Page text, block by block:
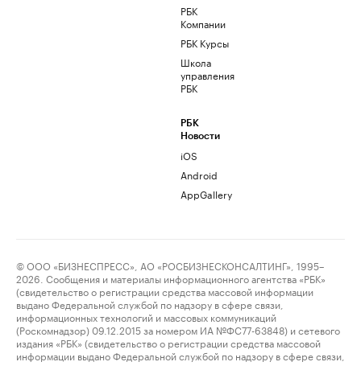
РБК
Компании
РБК Курсы
Школа
управления
РБК
РБК
Новости
iOS
Android
AppGallery
© ООО «БИЗНЕСПРЕСС», АО «РОСБИЗНЕСКОНСАЛТИНГ», 1995–
2026. Сообщения и материалы информационного агентства «РБК»
(свидетельство о регистрации средства массовой информации
выдано Федеральной службой по надзору в сфере связи,
информационных технологий и массовых коммуникаций
(Роскомнадзор) 09.12.2015 за номером ИА №ФС77-63848) и сетевого
издания «РБК» (свидетельство о регистрации средства массовой
информации выдано Федеральной службой по надзору в сфере связи,